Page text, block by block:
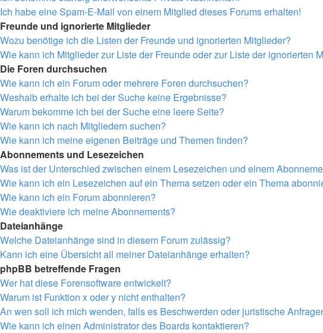
Ich habe eine Spam-E-Mail von einem Mitglied dieses Forums erhalten!
Freunde und ignorierte Mitglieder
Wozu benötige ich die Listen der Freunde und ignorierten Mitglieder?
Wie kann ich Mitglieder zur Liste der Freunde oder zur Liste der
Die Foren durchsuchen
Wie kann ich ein Forum oder mehrere Foren durchsuchen?
Weshalb erhalte ich bei der Suche keine Ergebnisse?
Warum bekomme ich bei der Suche eine leere Seite?
Wie kann ich nach Mitgliedern suchen?
Wie kann ich meine eigenen Beiträge und Themen finden?
Abonnements und Lesezeichen
Was ist der Unterschied zwischen einem Lesezeichen und einem
Wie kann ich ein Lesezeichen auf ein Thema setzen oder ein Thema
Wie kann ich ein Forum abonnieren?
Wie deaktiviere ich meine Abonnements?
Dateianhänge
Welche Dateianhänge sind in diesem Forum zulässig?
Kann ich eine Übersicht all meiner Dateianhänge erhalten?
phpBB betreffende Fragen
Wer hat diese Forensoftware entwickelt?
Warum ist Funktion x oder y nicht enthalten?
An wen soll ich mich wenden, falls es Beschwerden oder juristische
Wie kann ich einen Administrator des Boards kontaktieren?